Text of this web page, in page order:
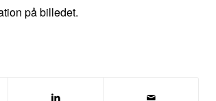
på billedet.